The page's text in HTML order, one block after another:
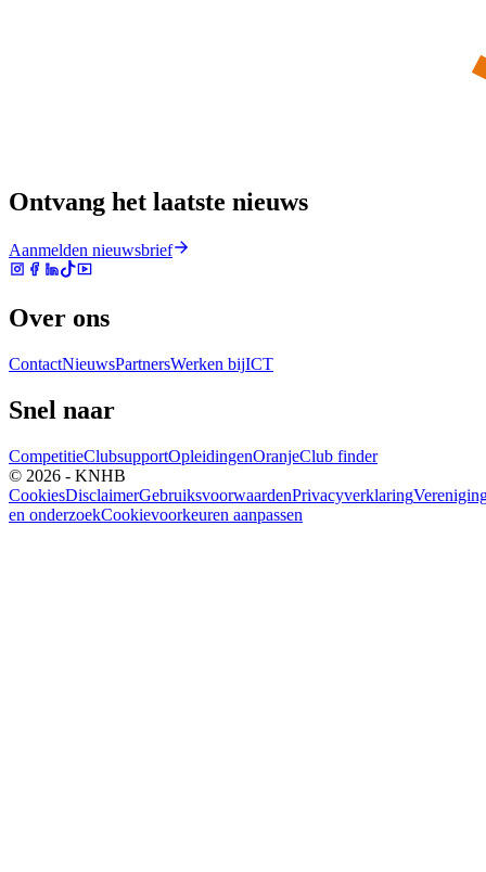
Ontvang het laatste nieuws
Aanmelden nieuwsbrief
Over ons
ContactNieuwsPartnersWerken bijICT
Snel naar
CompetitieClubsupportOpleidingenOranjeClub finder
© 2026 - KNHB
CookiesDisclaimerGebruiksvoorwaardenPrivacyverklaring
en onderzoekCookievoorkeuren aanpassen